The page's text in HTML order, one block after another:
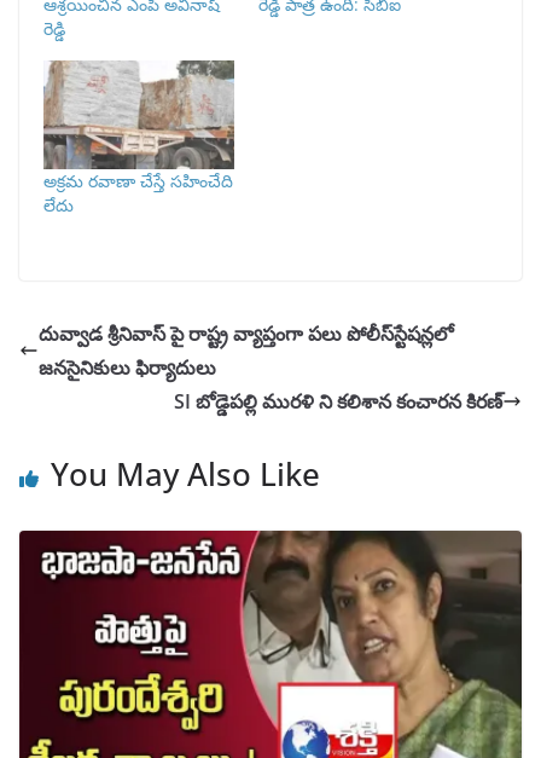
రెడ్డి
అక్రమ రవాణా చేస్తే సహించేది
లేదు
దువ్వాడ శ్రీనివాస్ పై రాష్ట్ర వ్యాప్తంగా పలు పోలీస్‌స్టేషన్లలో
జనసైనికులు ఫిర్యాదులు
SI బోడ్డెపల్లి మురళి ని కలిశాన కంచారన కిరణ్
You May Also Like